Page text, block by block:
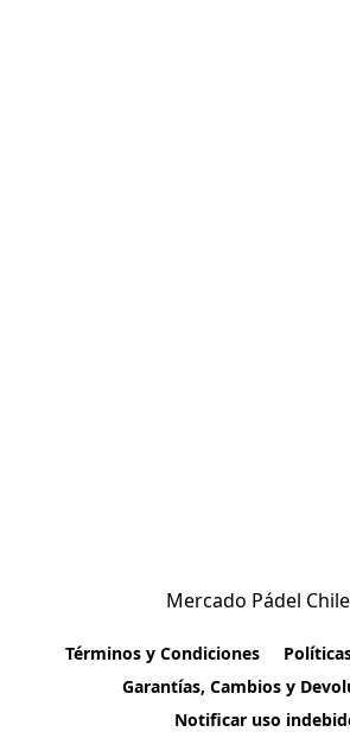
Mercado Pádel
Términos y Condiciones
Garantías, Cambios y
Notificar uso